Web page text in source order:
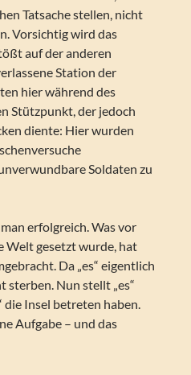
Tatsache stellen, nicht
Vorsichtig wird das
auf der anderen
Station der
hier während des
Stützpunkt, der jedoch
diente: Hier wurden
Soldaten zu
erfolgreich. Was vor
Welt gesetzt wurde, hat
Da „es“ eigentlich
sterben. Nun stellt „es“
die Insel betreten haben.
Aufgabe – und das